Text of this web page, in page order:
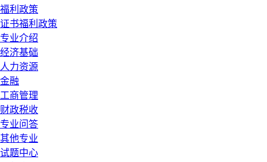
福利政策
证书福利政策
专业介绍
经济基础
人力资源
金融
工商管理
财政税收
专业问答
其他专业
试题中心